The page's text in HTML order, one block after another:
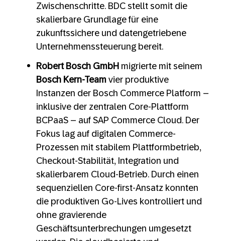
Zwischenschritte. BDC stellt somit die
skalierbare Grundlage für eine
zukunftssichere und datengetriebene
Unternehmenssteuerung bereit.
Robert Bosch GmbH migrierte mit seinem
Bosch Kern-Team vier produktive
Instanzen der Bosch Commerce Platform –
inklusive der zentralen Core-Plattform
BCPaaS – auf SAP Commerce Cloud. Der
Fokus lag auf digitalen Commerce-
Prozessen mit stabilem Plattformbetrieb,
Checkout-Stabilität, Integration und
skalierbarem Cloud-Betrieb. Durch einen
sequenziellen Core-first-Ansatz konnten
die produktiven Go-Lives kontrolliert und
ohne gravierende
Geschäftsunterbrechungen umgesetzt